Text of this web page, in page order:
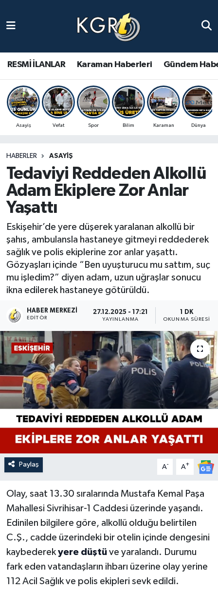
RESMİ İLANLAR Karaman Haberleri Gündem
Asayiş Vefat Spor Bilim Karaman Dünya
HABERLER ASAYIŞ
Tedaviyi Reddeden Alkollü
Adam Ekiplere Zor Anlar
Yaşattı
Eskişehir’de yere düşerek yaralanan alkollü bir
şahıs, ambulansla hastaneye gitmeyi reddederek
sağlık ve polis ekiplerine zor anlar yaşattı.
Gözyaşları içinde “Ben uyuşturucu mu sattım, suç
mu işledim?” diyen adam, uzun uğraşlar sonucu
ikna edilerek hastaneye götürüldü.
HABER MERKEZI
EDITÖR
27.12.2025 - 17:21
YAYINLANMA
1 DK
OKUNMA SÜRESI
Paylaş A- A+
Olay, saat 13.30 sıralarında Mustafa Kemal Paşa
Mahallesi Sivrihisar-1 Caddesi üzerinde yaşandı.
Edinilen bilgilere göre, alkollü olduğu belirtilen
C.Ş., cadde üzerindeki bir otelin içinde dengesini
kaybederekyere düştüve yaralandı. Durumu
fark eden vatandaşların ihbarı üzerine olay yerine
112 Acil Sağlık ve polis ekipleri sevk edildi.
Gündem Haberleri
Güncel Haberler
Spor Haberleri
Ulusal Haberler
Vefat Edenler